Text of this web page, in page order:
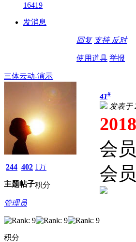
16419
发消息
回复 支持 反对
使用道具 举报
三体云动-演示
244
主题
402
帖子
1万
积分
管理员
积分
41#
发表于
会
会